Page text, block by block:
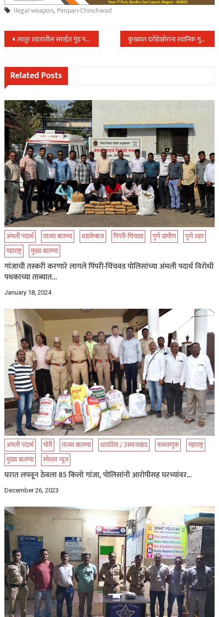
Ilegal weapon, Pimpari-Chinchwad
Post
navigation
लातुर शहरातील सराईत गुंड पवन MPDA कायद्यान्वये स्थानबध्द,लातुर पोलिसांची पाचवी कार्यवाही….. कुख्यात दरोडेखोरांना स्थानिक गुन्हे शाखेने ईंदोर येथुन केली अटक,अनेक गुन्हे केले उघड….
Related Posts
अंमली पदार्थ ताज्या बातम्या धडाकेबाज पिंपरी-चिंचवड पुणे ग्रामीण
पुणे शहर
महाराष्ट्र
मुख्य बातम्या
गांजाची तस्करी करणारे लागले पिंपरी-चिंचवड पोलिसांच्या अंमली पदार्थ विरोधी
पथकाच्या ताब्यात…
January 18, 2024
अंमली पदार्थ चोरी ताज्या बातम्या धाराशिव / उस्मानाबाद फसवणूक
महाराष्ट्र
मुख्य बातम्या
स्पेशल न्यूज
घरात लपवून ठेवला 85 किलो गांजा, पोलिसांनी आरोपीसह घरच्यांवर…
December 26, 2023